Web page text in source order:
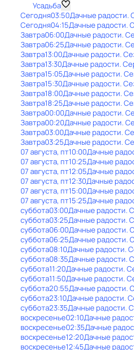
Усадьба
Сегодня03:50Дачные радости.
Сегодня04:15Дачные радости.
Завтра06:00Дачные радости.
Завтра06:25Дачные радости.
Завтра13:00Дачные радости.
Завтра13:30Дачные радости.
Завтра15:05Дачные радости.
Завтра15:30Дачные радости.
Завтра18:00Дачные радости.
Завтра18:25Дачные радости.
Завтра00:00Дачные радости.
Завтра00:20Дачные радости.
Завтра03:00Дачные радости.
Завтра03:25Дачные радости.
07 августа, пт10:00Дачные
07 августа, пт10:25Дачные
07 августа, пт12:05Дачные
07 августа, пт12:30Дачные
07 августа, пт15:00Дачные
07 августа, пт15:25Дачные
суббота03:00Дачные радости.
суббота03:25Дачные радости.
суббота06:00Дачные радости.
суббота06:25Дачные радости.
суббота08:10Дачные радости.
суббота08:35Дачные радости.
суббота11:20Дачные радости.
суббота11:50Дачные радости.
суббота20:55Дачные радости.
суббота23:10Дачные радости.
суббота23:35Дачные радости.
воскресенье02:10Дачные
воскресенье02:35Дачные
воскресенье12:20Дачные
воскресенье12:45Дачные